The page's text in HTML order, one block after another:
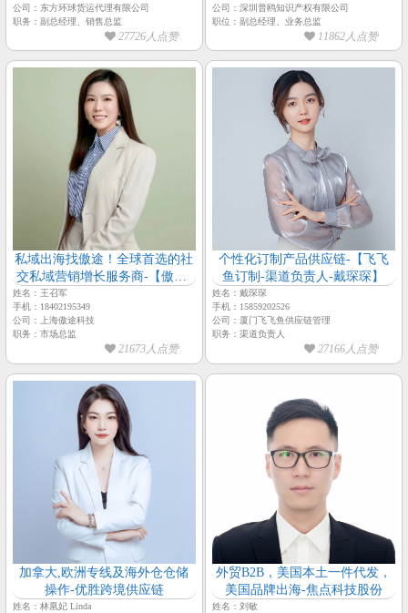
公司：东方环球货运代理有限公司
职务：副总经理、销售总监
27726人点赞
公司：深圳普鸥知识产权有限公司
职位：副总经理、业务总监
11862人点赞
私域出海找傲途！全球首选的社
交私域营销增长服务商-【傲途-
市场总监-王召军】
姓名：王召军
手机：18402195349
公司：上海傲‮科途‬技
职务：市场总监
21673人点赞
个性化订制产品供应链-【飞飞
鱼订制-渠道负责人-戴琛琛】
姓名：戴琛琛
手机：15859202526
公司：厦门飞飞鱼供应链管理
职务：渠道负责人
27166人点赞
加拿大,欧洲专线及海外仓仓储
操作-优胜跨境供应链
姓名：林凰妃 Linda
外贸B2B，美国本土一件代发，
美国品牌出海-焦点科技股份
姓名：刘敏